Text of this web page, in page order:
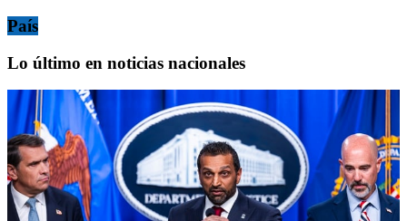
País
Lo último en noticias nacionales